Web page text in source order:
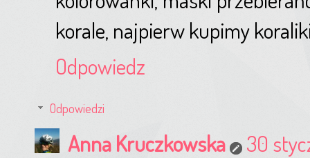
korale, najpierw kupimy
Odpowiedz
Odpowiedzi
Anna Kruczkowska
30